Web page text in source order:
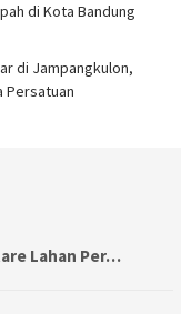
di Kota Bandung
di Jampangkulon,
Persatuan
Lahan Per…